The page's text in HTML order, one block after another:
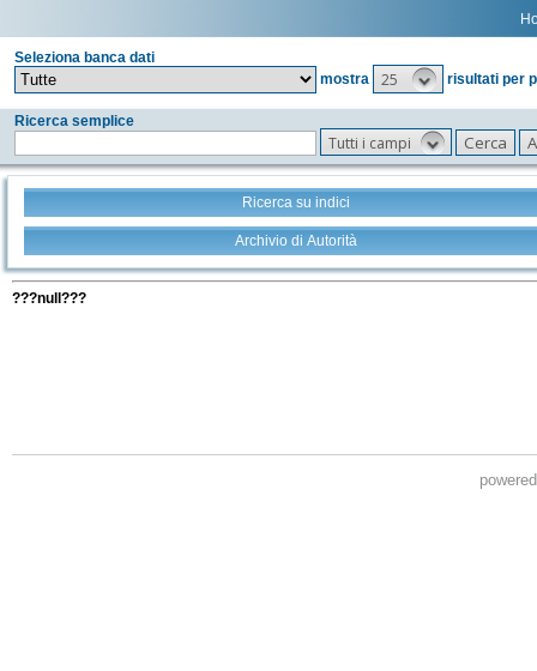
Seleziona banca dati
mostra
25 risultati per
Ricerca semplice
Tutti i campi
Ricerca su indici
Archivio di Autorità
???null???